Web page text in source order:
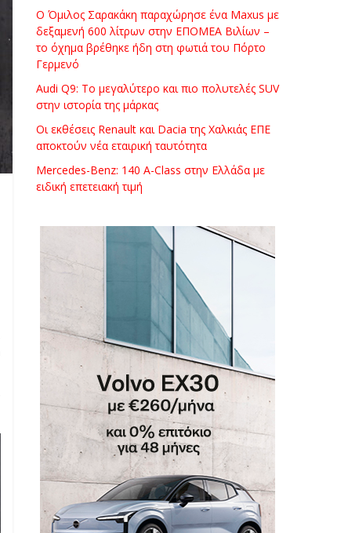
Ο Όμιλος Σαρακάκη παραχώρησε ένα Maxus με
δεξαμενή 600 λίτρων στην ΕΠΟΜΕΑ Βιλίων –
το όχημα βρέθηκε ήδη στη φωτιά του Πόρτο
Γερμενό
Audi Q9: Το μεγαλύτερο και πιο πολυτελές SUV
στην ιστορία της μάρκας
Οι εκθέσεις Renault και Dacia της Χαλκιάς ΕΠΕ
αποκτούν νέα εταιρική ταυτότητα
Mercedes-Benz: 140 A-Class στην Ελλάδα με
ειδική επετειακή τιμή